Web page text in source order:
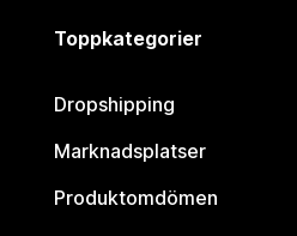
Toppkategorier
Dropshipping
Marknadsplatser
Produktomdömen